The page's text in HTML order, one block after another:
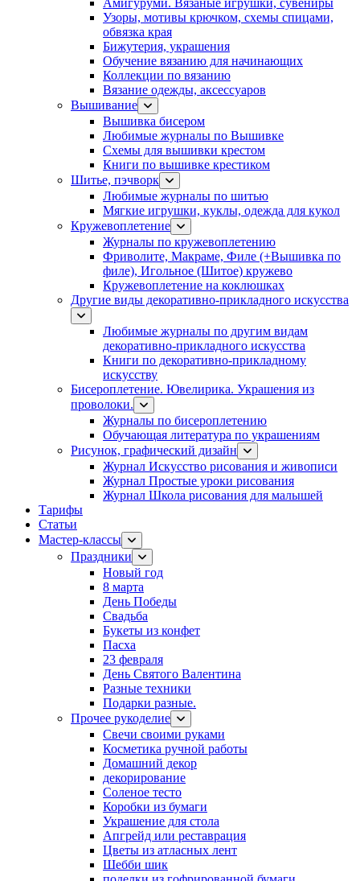
Амигуруми. Вязаные игрушки, сувениры
Узоры, мотивы крючком, схемы спицами,
обвязка края
Бижутерия, украшения
Обучение вязанию для начинающих
Коллекции по вязанию
Вязание одежды, аксессуаров
Вышивание
Вышивка бисером
Любимые журналы по Вышивке
Схемы для вышивки крестом
Книги по вышивке крестиком
Шитье, пэчворк
Любимые журналы по шитью
Мягкие игрушки, куклы, одежда для кукол
Кружевоплетение
Журналы по кружевоплетению
Фриволите, Макраме, Филе (+Вышивка по
филе), Игольное (Шитое) кружево
Кружевоплетение на коклюшках
Другие виды декоративно-прикладного искусства
Любимые журналы по другим видам
декоративно-прикладного искусства
Книги по декоративно-прикладному
искусству
Бисероплетение. Ювелирика. Украшения из
проволоки.
Журналы по бисероплетению
Обучающая литература по украшениям
Рисунок, графический дизайн
Журнал Искусство рисования и живописи
Журнал Простые уроки рисования
Журнал Школа рисования для малышей
Тарифы
Статьи
Мастер-классы
Праздники
Новый год
8 марта
День Победы
Свадьба
Букеты из конфет
Пасха
23 февраля
День Святого Валентина
Разные техники
Подарки разные.
Прочее рукоделие
Свечи своими руками
Косметика ручной работы
Домашний декор
декорирование
Соленое тесто
Коробки из бумаги
Украшение для стола
Апгрейд или реставрация
Цветы из атласных лент
Шебби шик